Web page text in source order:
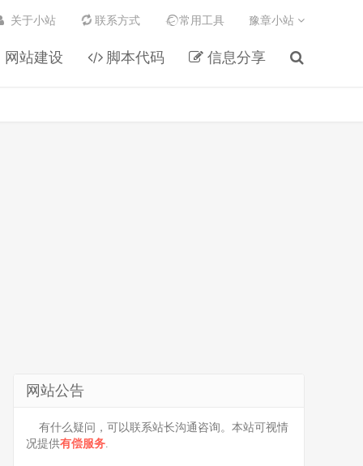
网站建设 脚本代码 信息分享
关于小站 联系方式 常用工具 豫章小站
网站公告
有什么疑问，可以联系站长沟通咨询。本站可视情
况提供有偿服务.